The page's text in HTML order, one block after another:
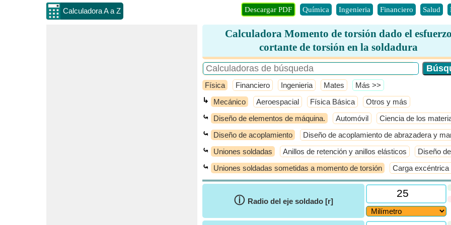
Calculadora A a Z Descargar PDF Química Ingenieria Financiero Salud
Calculadora Momento de torsión dado el esfuerzo
cortante de torsión en la soldadura
Física Financiero Ingenieria Mates ​Más >>
↳ Mecánico Aeroespacial Física Básica Otros y más
⤿ Diseño de elementos de máquina. Automóvil Ciencia de los
⤿ Diseño de acoplamiento Diseño de acoplamiento de abrazadera y
⤿ Uniones soldadas Anillos de retención y anillos elásticos Diseño
⤿ Uniones soldadas sometidas a momento de torsión Carga excéntrica
ⓘ Radio del eje soldado [r]